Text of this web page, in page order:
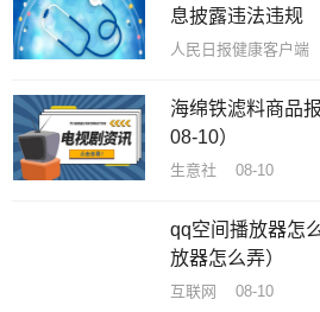
息披露违法违规
人民日报健康客户
海绵铁滤料商品
08-10）
生意社 08-10
qq空间播放器怎
放器怎么弄）
互联网 08-10